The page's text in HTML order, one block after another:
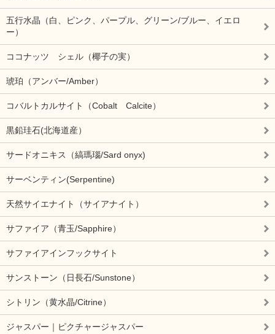
五行水晶（白、ピンク、パープル、グリーン/ブルー、イエロ
ー）
ココナッツ シェル（椰子の実）
琥珀（アンバー/Amber）
コバルトカルサイト（Cobalt Calcite）
黒鉛珪石(北海道産）
サードオニキス（縞瑪瑙/Sard onyx)
サーベンティン(Serpentine)
天然サイエナイト（サイアナイト）
サファイア（青玉/Sapphire）
サファイアインフックサイト
サンストーン（日長石/Sunstone）
シトリン（黄水晶/Citrine）
ジャスパー｜ピクチャージャスパー